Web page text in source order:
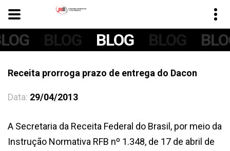
BLOG BLOG BLOG
Receita prorroga prazo de entrega do Dacon
Data: 29/04/2013
A Secretaria da Receita Federal do Brasil, por meio da
Instrução Normativa RFB nº 1.348, de 17 de abril de